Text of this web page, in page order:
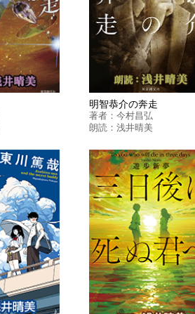
明智恭介の奔走
著者： 今村昌弘
朗読： 浅井晴美